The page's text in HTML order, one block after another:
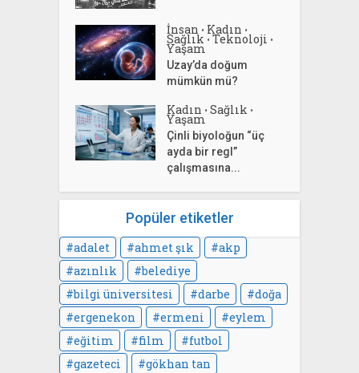
İnsan • Kadın •
Sağlık • Teknoloji •
Yaşam
Uzay’da doğum
mümkün mü?
Kadın • Sağlık •
Yaşam
Çinli biyoloğun “üç
ayda bir regl”
çalışmasına...
Popüler etiketler
adalet ahmet şık
akp
azınlık
belediye
bilgi üniversitesi
darbe
doğa
ergenekon
ermeni
eylem
eğitim
film
futbol
gazeteci
gökhan tan